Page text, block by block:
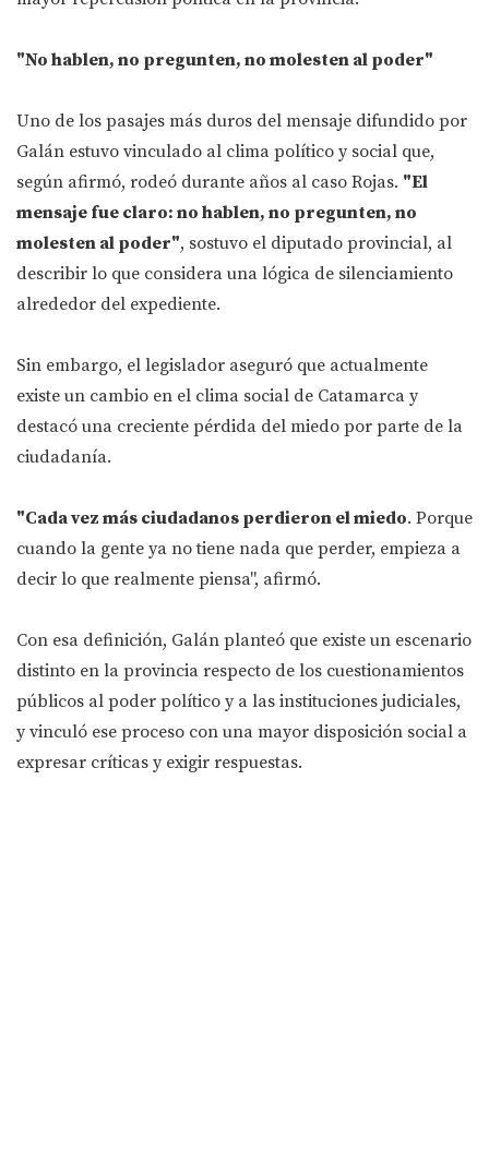
"No hablen, no pregunten, no molesten al poder"
Uno de los pasajes más duros del mensaje difundido por
Galán estuvo vinculado al clima político y social que,
según afirmó, rodeó durante años al caso Rojas. "El
mensaje fue claro: no hablen, no pregunten, no
molesten al poder", sostuvo el diputado provincial, al
describir lo que considera una lógica de silenciamiento
alrededor del expediente.
Sin embargo, el legislador aseguró que actualmente
existe un cambio en el clima social de Catamarca y
destacó una creciente pérdida del miedo por parte de la
ciudadanía.
"Cada vez más ciudadanos perdieron el miedo. Porque
cuando la gente ya no tiene nada que perder, empieza a
decir lo que realmente piensa", afirmó.
Con esa definición, Galán planteó que existe un escenario
distinto en la provincia respecto de los cuestionamientos
públicos al poder político y a las instituciones judiciales,
y vinculó ese proceso con una mayor disposición social a
expresar críticas y exigir respuestas.